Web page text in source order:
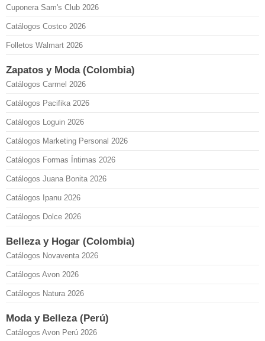
Cuponera Sam's Club 2026
Catálogos Costco 2026
Folletos Walmart 2026
Zapatos y Moda (Colombia)
Catálogos Carmel 2026
Catálogos Pacifika 2026
Catálogos Loguin 2026
Catálogos Marketing Personal 2026
Catálogos Formas Íntimas 2026
Catálogos Juana Bonita 2026
Catálogos Ipanu 2026
Catálogos Dolce 2026
Belleza y Hogar (Colombia)
Catálogos Novaventa 2026
Catálogos Avon 2026
Catálogos Natura 2026
Moda y Belleza (Perú)
Catálogos Avon Perú 2026